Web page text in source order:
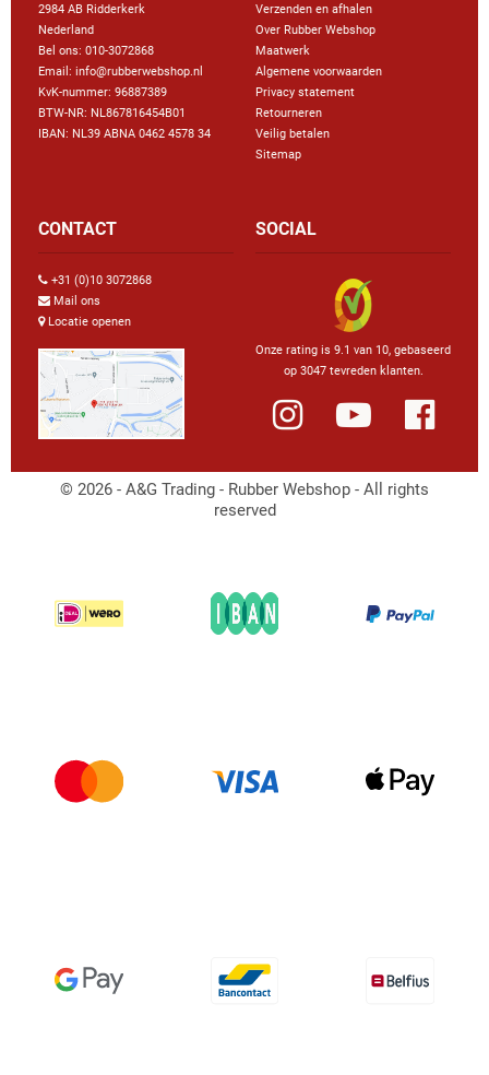
2984 AB Ridderkerk
Nederland
Bel ons: 010-3072868
Email: info@rubberwebshop.nl
KvK-nummer: 96887389
BTW-NR: NL867816454B01
IBAN: NL39 ABNA 0462 4578 34
Verzenden en afhalen
Over Rubber Webshop
Maatwerk
Algemene voorwaarden
Privacy statement
Retourneren
Veilig betalen
Sitemap
CONTACT
+31 (0)10 3072868
Mail ons
Locatie openen
SOCIAL
Onze rating is 9.1 van 10, gebaseerd
op 3047 tevreden klanten.
© 2026 - A&G Trading - Rubber Webshop - All rights
reserved